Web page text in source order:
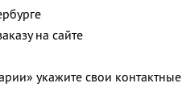
на сайте
укажите свои контактные